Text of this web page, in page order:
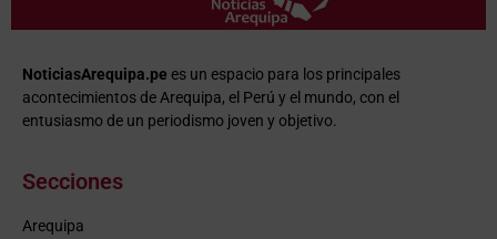
NoticiasArequipa.pe es un espacio para los principales
acontecimientos de Arequipa, el Perú y el mundo, con el
entusiasmo de un periodismo joven y objetivo.
Secciones
Arequipa